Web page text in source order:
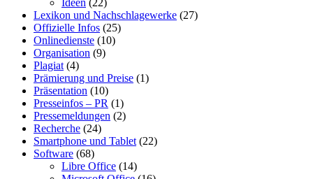
Ideen (22)
Lexikon und Nachschlagewerke (27)
Offizielle Infos (25)
Onlinedienste (10)
Organisation (9)
Plagiat(4)
Prämierung und Preise (1)
Präsentation (10)
Presseinfos – PR (1)
Pressemeldungen (2)
Recherche (24)
Smartphone und Tablet(22)
Software (68)
Libre Office (14)